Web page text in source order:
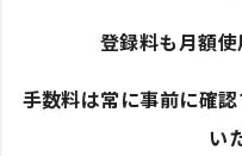
登録料も月額使
手数料は常に事前に確
い